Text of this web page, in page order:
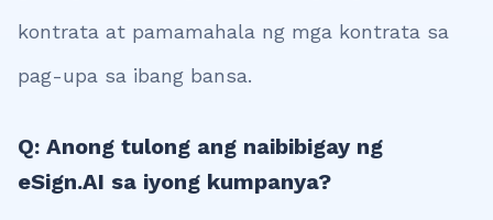
kontrata at pamamahala ng mga kontrata sa
pag-upa sa ibang bansa.
Q: Anong tulong ang naibibigay ng
eSign.AI sa iyong kumpanya?